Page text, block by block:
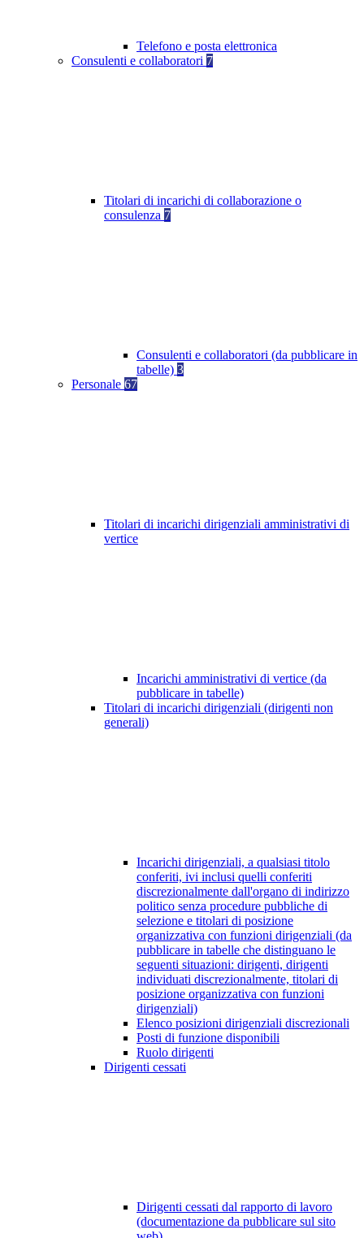
Telefono e posta elettronica
Consulenti e collaboratori 7
Titolari di incarichi di collaborazione o
consulenza 7
Consulenti e collaboratori (da pubblicare in
tabelle) 3
Personale 67
Titolari di incarichi dirigenziali amministrativi di
vertice
Incarichi amministrativi di vertice (da
pubblicare in tabelle)
Titolari di incarichi dirigenziali (dirigenti non
generali)
Incarichi dirigenziali, a qualsiasi titolo
conferiti, ivi inclusi quelli conferiti
discrezionalmente dall'organo di indirizzo
politico senza procedure pubbliche di
selezione e titolari di posizione
organizzativa con funzioni dirigenziali (da
pubblicare in tabelle che distinguano le
seguenti situazioni: dirigenti, dirigenti
individuati discrezionalmente, titolari di
posizione organizzativa con funzioni
dirigenziali)
Elenco posizioni dirigenziali discrezionali
Posti di funzione disponibili
Ruolo dirigenti
Dirigenti cessati
Dirigenti cessati dal rapporto di lavoro
(documentazione da pubblicare sul sito